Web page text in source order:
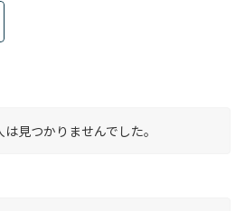
見つかりませんでした。